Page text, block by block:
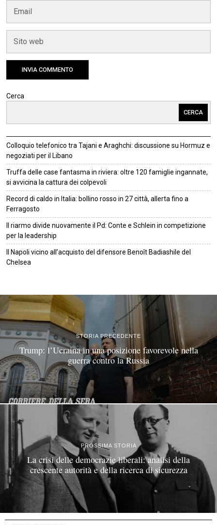
Cerca
CERCA
Colloquio telefonico tra Tajani e Araghchi: discussione su Hormuz e
negoziati per il Libano
Truffa delle case fantasma in riviera: oltre 120 famiglie ingannate,
si avvicina la cattura dei colpevoli
Record di caldo in Italia: bollino rosso in 27 città, allerta fino a
Ferragosto
Il riarmo divide nuovamente il Pd: Conte e Schlein in competizione
per la leadership
Il Napoli vicino all’acquisto del difensore Benoît Badiashile del
Chelsea
STORIA PRECEDENTE
Trump: l’Ucraina in una posizione favorevole nella
guerra contro la Russia
PROSSIMA STORIA
La crisi delle democrazie liberali: analisi della
crescente autorità e della ricerca di sicurezza